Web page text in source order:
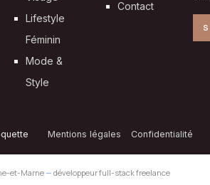
Lifestyle
Féminin
Mode &
Style
Contact
Mentions légales Confidentialité
et-Marne— développeur full-stack freelance